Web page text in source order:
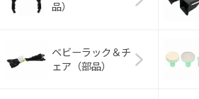
品）
ベビーラック＆チ
ェア（部品）